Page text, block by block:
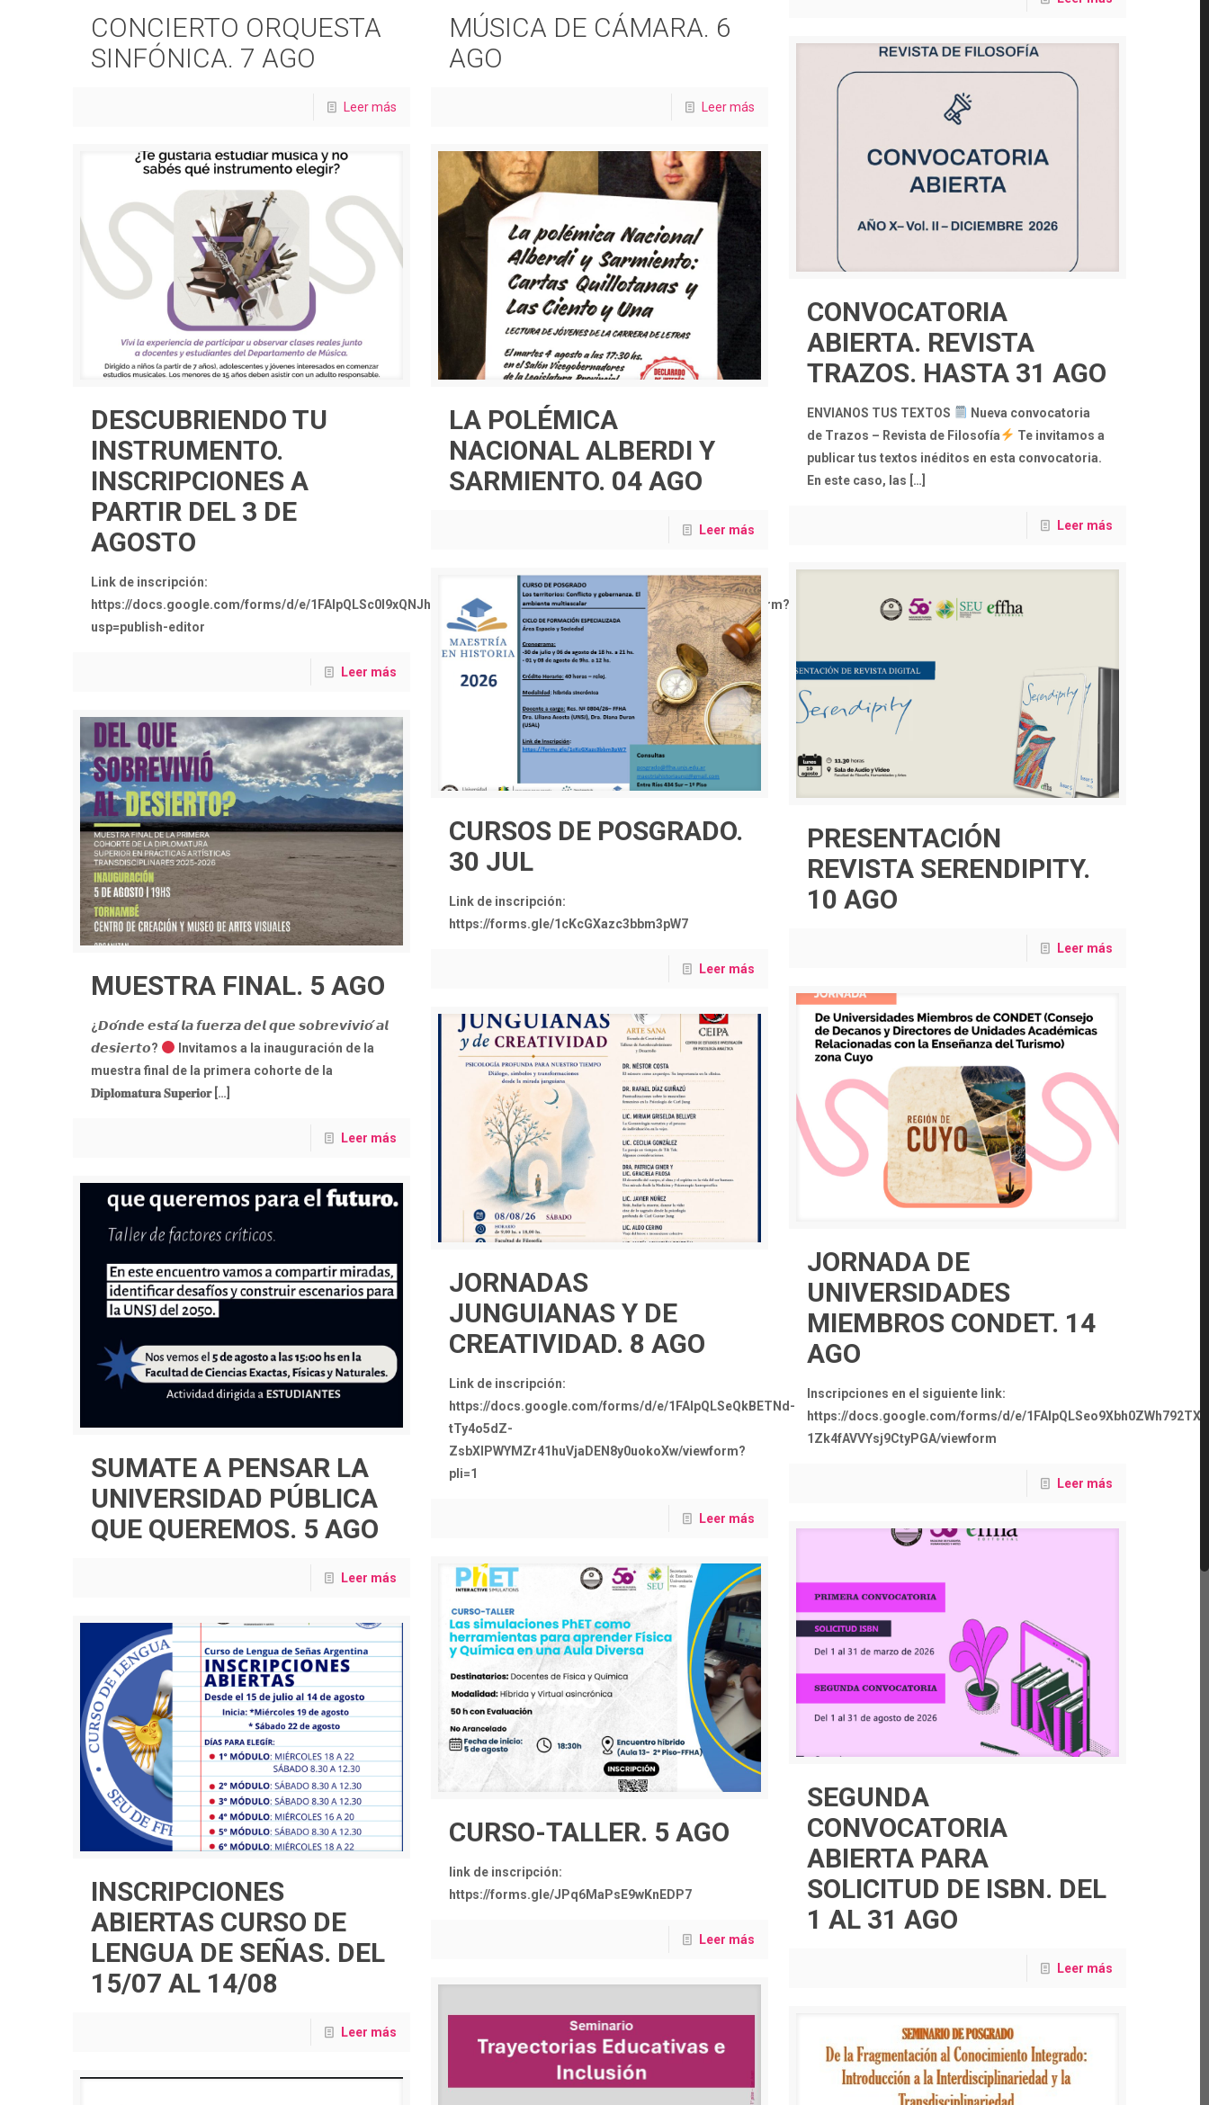
CONCIERTO ORQUESTA
SINFÓNICA. 7 AGO
Leer más
MÚSICA DE CÁMARA. 6
AGO
Leer más
CONVOCATORIA
ABIERTA. REVISTA
TRAZOS. HASTA 31 AGO
ENVIANOS TUS TEXTOS
Nueva convocatoria
de Trazos – Revista de Filosofía
Te invitamos a
publicar tus textos inéditos en esta convocatoria.
En este caso, las […]
Leer más
DESCUBRIENDO TU
INSTRUMENTO.
INSCRIPCIONES A
PARTIR DEL 3 DE
AGOSTO
Link de inscripción:
https://docs.google.com/forms/d/e/1FAIpQLSc0l9xQNJhljc5sIIRDKjLyRaOyiOoVzwPpYYnXUMCUHMNo7w/viewform?
usp=publish-editor
Leer más
LA POLÉMICA
NACIONAL ALBERDI Y
SARMIENTO. 04 AGO
Leer más
PRESENTACIÓN
REVISTA SERENDIPITY.
10 AGO
Leer más
CURSOS DE POSGRADO.
30 JUL
Link de inscripción:
https://forms.gle/1cKcGXazc3bbm3pW7
Leer más
MUESTRA FINAL. 5 AGO
¿𝘿𝙤́𝙣𝙙𝙚 𝙚𝙨𝙩𝙖́ 𝙡𝙖 𝙛𝙪𝙚𝙧𝙯𝙖 𝙙𝙚𝙡 𝙦𝙪𝙚 𝙨𝙤𝙗𝙧𝙚𝙫𝙞𝙫𝙞𝙤́ 𝙖𝙡
𝙙𝙚𝙨𝙞𝙚𝙧𝙩𝙤?
Invitamos a la inauguración de la
muestra final de la primera cohorte de la
𝐃𝐢𝐩𝐥𝐨𝐦𝐚𝐭𝐮𝐫𝐚 𝐒𝐮𝐩𝐞𝐫𝐢𝐨𝐫[…]
Leer más
JORNADA DE
UNIVERSIDADES
MIEMBROS CONDET. 14
AGO
Inscripciones en el siguiente link:
https://docs.google.com/forms/d/e/
1Zk4fAVVYsj9CtyPGA/viewform
Leer más
JORNADAS
JUNGUIANAS Y DE
CREATIVIDAD. 8 AGO
Link de inscripción:
https://docs.google.com/forms/d/e/1FAIpQLSeQkBETNd-
tTy4o5dZ-
ZsbXlPWYMZr41huVjaDEN8y0uokoXw/viewform?
pli=1
Leer más
SUMATE A PENSAR LA
UNIVERSIDAD PÚBLICA
QUE QUEREMOS. 5 AGO
Leer más
SEGUNDA
CONVOCATORIA
ABIERTA PARA
SOLICITUD DE ISBN. DEL
1 AL 31 AGO
Leer más
CURSO-TALLER. 5 AGO
link de inscripción:
https://forms.gle/JPq6MaPsE9wKnEDP7
Leer más
INSCRIPCIONES
ABIERTAS CURSO DE
LENGUA DE SEÑAS. DEL
15/07 AL 14/08
Leer más